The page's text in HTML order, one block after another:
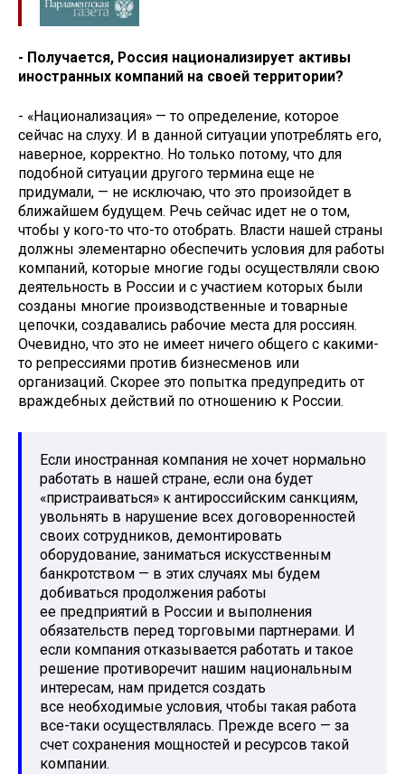
- Получается, Россия национализирует активы
иностранных компаний на своей территории?
- «Национализация» — то определение, которое
сейчас на слуху. И в данной ситуации употреблять его,
наверное, корректно. Но только потому, что для
подобной ситуации другого термина еще не
придумали, — не исключаю, что это произойдет в
ближайшем будущем. Речь сейчас идет не о том,
чтобы у кого-то что-то отобрать. Власти нашей страны
должны элементарно обеспечить условия для работы
компаний, которые многие годы осуществляли свою
деятельность в России и с участием которых были
созданы многие производственные и товарные
цепочки, создавались рабочие места для россиян.
Очевидно, что это не имеет ничего общего с какими-
то репрессиями против бизнесменов или
организаций. Скорее это попытка предупредить от
враждебных действий по отношению к России.
Если иностранная компания не хочет нормально
работать в нашей стране, если она будет
«пристраиваться» к антироссийским санкциям,
увольнять в нарушение всех договоренностей
своих сотрудников, демонтировать
оборудование, заниматься искусственным
банкротством — в этих случаях мы будем
добиваться продолжения работы
ее предприятий в России и выполнения
обязательств перед торговыми партнерами. И
если компания отказывается работать и такое
решение противоречит нашим национальным
интересам, нам придется создать
все необходимые условия, чтобы такая работа
все-таки осуществлялась. Прежде всего — за
счет сохранения мощностей и ресурсов такой
компании.